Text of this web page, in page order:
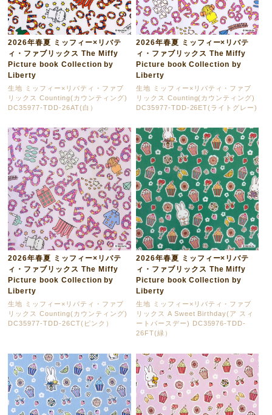
2026年春夏 ミッフィー×リバテ
ィ・ファブリックス The Miffy
Picture book Collection by
Liberty
生地 ミッフィー×リバティ・ファブ
リックス Counting(カウンティング)
DC35977-TDD-26AT(白）
2026年春夏 ミッフィー×リバテ
ィ・ファブリックス The Miffy
Picture book Collection by
Liberty
生地 ミッフィー×リバティ・ファブ
リックス Counting(カウンティング)
DC35977-TDD-26ET(ライトグレー)
2026年春夏 ミッフィー×リバテ
ィ・ファブリックス The Miffy
Picture book Collection by
Liberty
生地 ミッフィー×リバティ・ファブ
リックス Counting(カウンティング)
DC35977-TDD-26CT(ピンク）
2026年春夏 ミッフィー×リバテ
ィ・ファブリックス The Miffy
Picture book Collection by
Liberty
生地 ミッフィー×リバティ・ファブ
リックス A Sweet Birthday(ア スィ
ートバースデー) DC35976-TDD-
26FT(緑）